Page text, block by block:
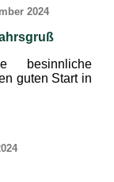
2024
besinnliche
guten Start in